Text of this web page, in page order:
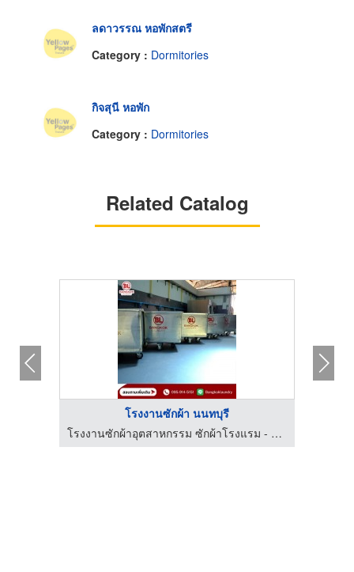
ลดาวรรณ หอพักสตรี
Category : Dormitories
กิจสุนี หอพัก
Category : Dormitories
Related Catalog
โรงงานซักผ้า นนทบุรี
โรงงานซักผ้าอุตสาหกรรม ซักผ้าโรงแรม - บางกอก ลอนดรี้